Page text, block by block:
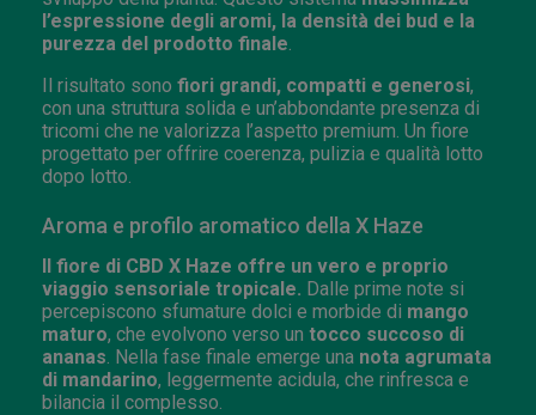
l’espressione degli aromi, la densità dei bud e la
purezza del prodotto finale
Il risultato sono fiori grandi, compatti e generosi,
con una struttura solida e un’abbondante presenza di
tricomi che ne valorizza l’aspetto premium. Un fiore
progettato per offrire coerenza, pulizia e qualità lotto
dopo lotto.
Aroma e profilo aromatico della X Haze
Il fiore di CBD X Haze offre un vero e proprio
viaggio sensoriale tropicale. Dalle prime note si
percepiscono sfumature dolci e morbide di mango
maturo, che evolvono verso un tocco succoso di
ananas . Nella fase finale emerge una nota agrumata
di mandarino, leggermente acidula, che rinfresca e
bilancia il complesso.